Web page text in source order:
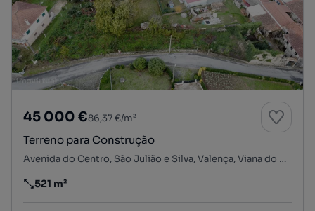
45 000 €86,37 €/m²
Terreno para Construção
Avenida do Centro, São Julião e Silva, Valença, Viana do Castelo
Preço por metro quadrado
521 m²